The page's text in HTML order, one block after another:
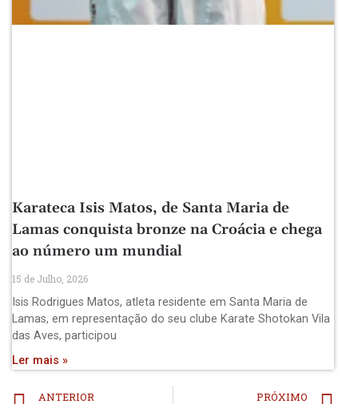
Karateca Isis Matos, de Santa Maria de
Lamas conquista bronze na Croácia e chega
ao número um mundial
15 de Julho, 2026
Isis Rodrigues Matos, atleta residente em Santa Maria de
Lamas, em representação do seu clube Karate Shotokan Vila
das Aves, participou
Ler mais »
ANTERIOR PRÓXIMO